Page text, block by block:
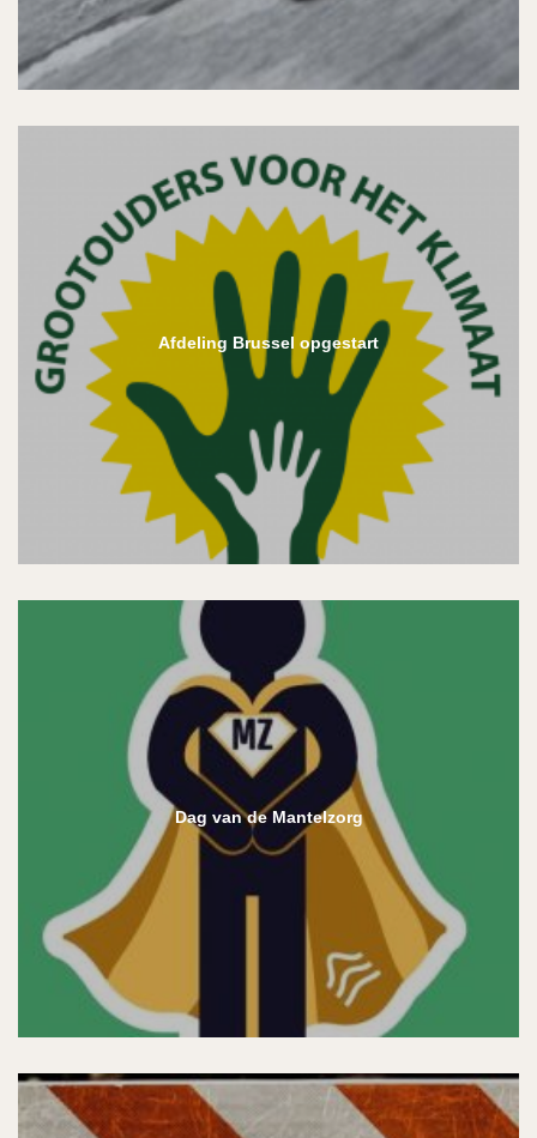
Afdeling Brussel opgestart
Dag van de Mantelzorg